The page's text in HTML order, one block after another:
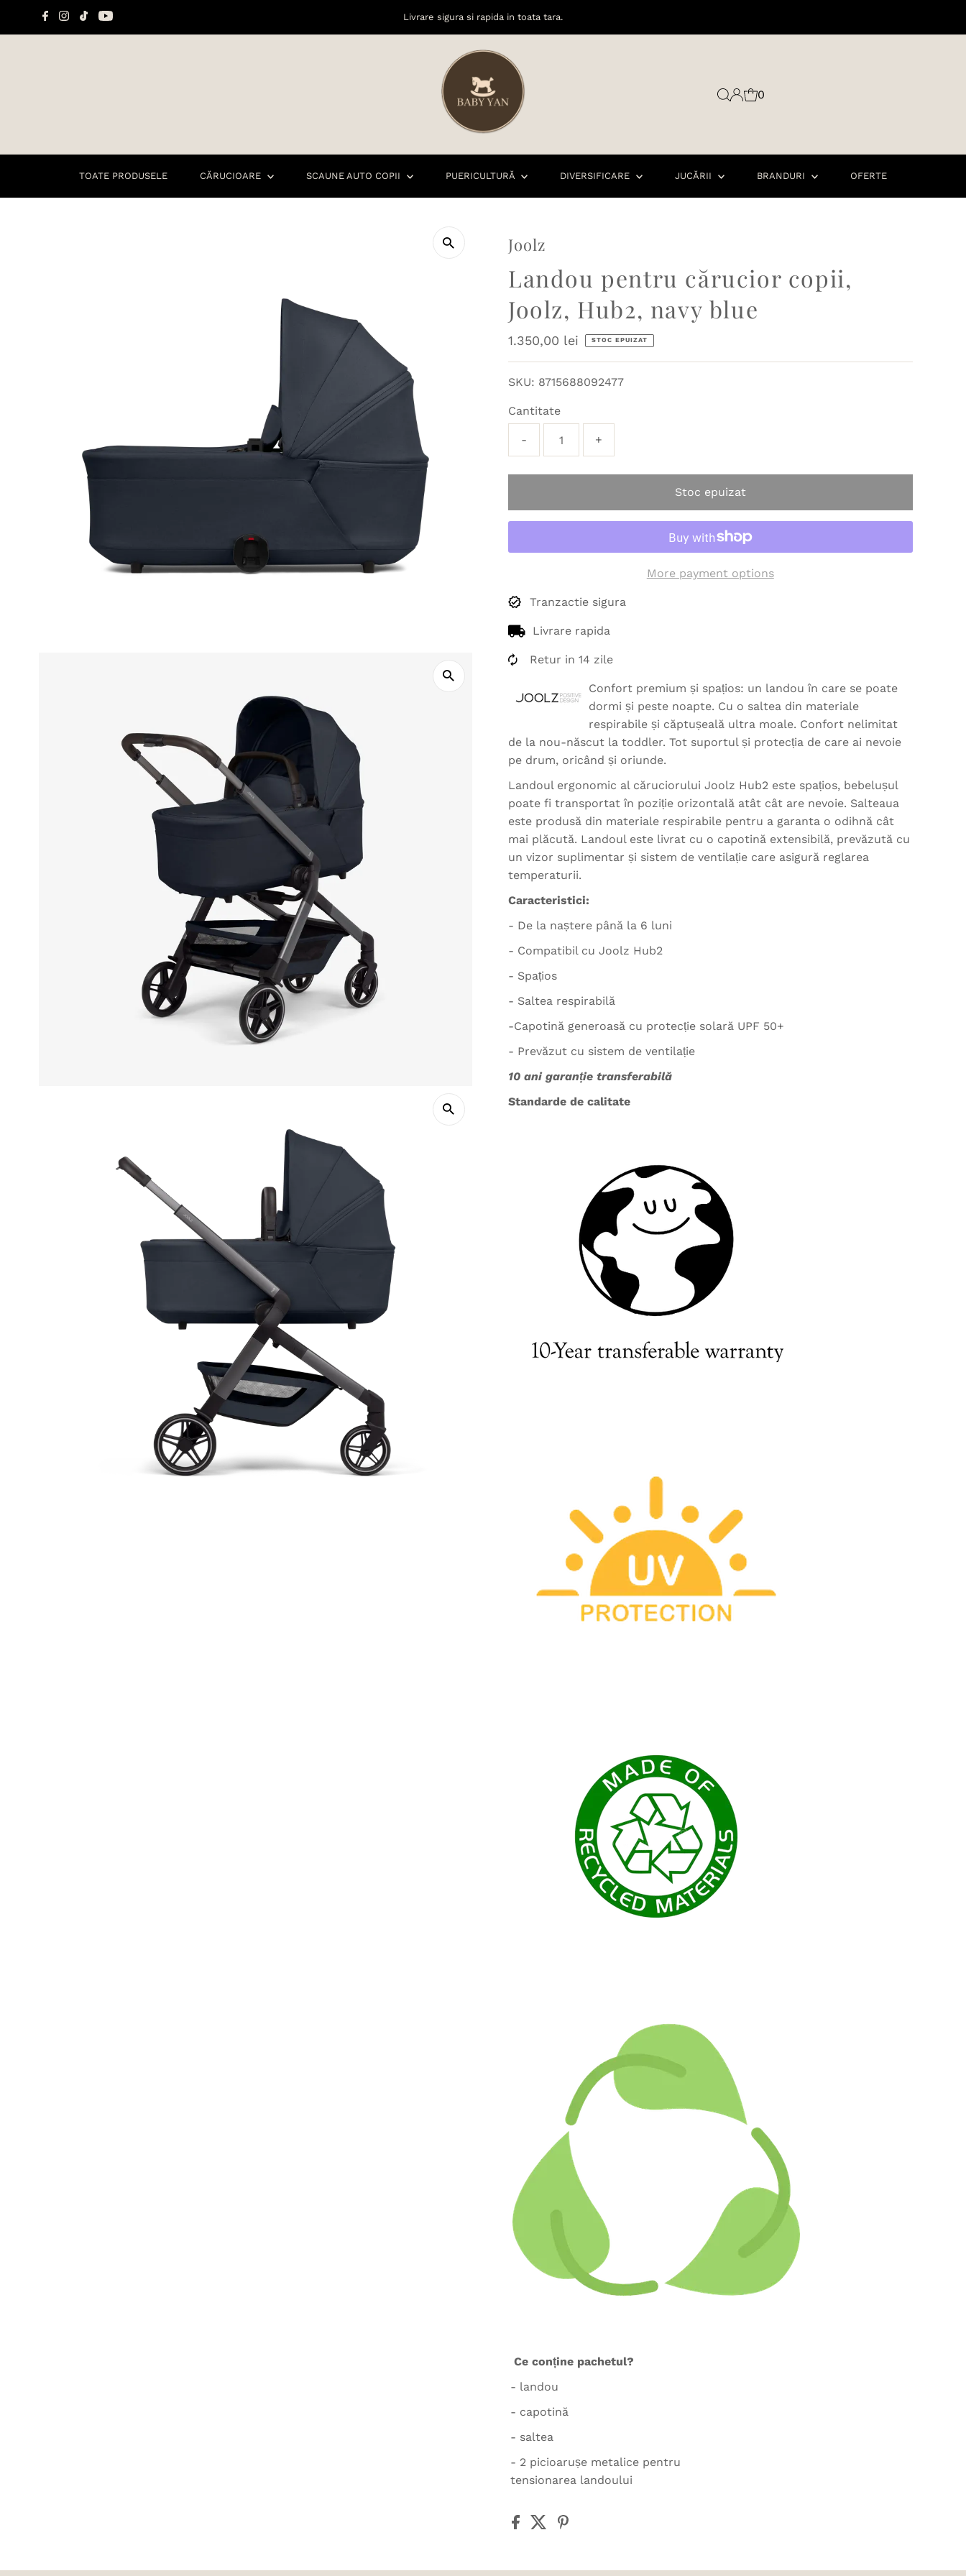
Sari la conținut Livrare sigura si rapida in toata tara.
0
TOATE PRODUSELE CĂRUCIOARE SCAUNE AUTO COPII PUERICULTURĂ DIVERSIFICARE JUCĂRII BRANDURI OFERTE
Joolz
Landou pentru cărucior copii,
Joolz, Hub2, navy blue
Preț
obișnuit
1.350,00 lei STOC EPUIZAT
SKU: 8715688092477
Cantitate
- +
Stoc epuizat
More payment options
Tranzactie sigura
Livrare rapida
Retur in 14 zile
Confort premium și spațios: un landou în care se poate
dormi și peste noapte. Cu o saltea din materiale
respirabile și căptușeală ultra moale. Confort nelimitat
de la nou-născut la toddler. Tot suportul și protecția de care ai nevoie
pe drum, oricând și oriunde.
Landoul ergonomic al căruciorului Joolz Hub2 este spațios, bebelușul
poate fi transportat în poziție orizontală atât cât are nevoie. Salteaua
este produsă din materiale respirabile pentru a garanta o odihnă cât
mai plăcută. Landoul este livrat cu o capotină extensibilă, prevăzută cu
un vizor suplimentar și sistem de ventilație care asigură reglarea
temperaturii.
Caracteristici:
- De la naștere până la 6 luni
- Compatibil cu Joolz Hub2
- Spațios
- Saltea respirabilă
-Capotină generoasă cu protecție solară UPF 50+
- Prevăzut cu sistem de ventilație
10 ani garanție transferabilă
Standarde de calitate
Ce conține pachetul?
- landou
- capotină
- saltea
- 2 picioarușe metalice pentru
tensionarea landoului